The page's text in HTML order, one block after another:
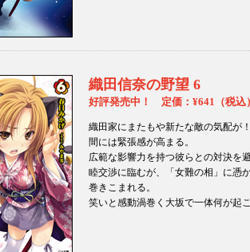
織田信奈の野望 6
好評発売中！ 定価：¥641（税込）
織田家にまたもや新たな敵の気配
間には緊張感が高まる。
広範な影響力を持つ彼らとの対決を
睦交渉に臨むが、「女難の相」に憑
巻きこまれる。
笑いと感動渦巻く大坂で一体何が起